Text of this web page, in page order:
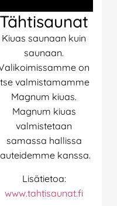
Tähtisaunat
Kiuas saunaan kuin
saunaan.
on
valmistamamme
Magnum kiuas.
Magnum kiuas
valmistetaan
samassa hallissa
kanssa.
Lisätietoa:
www.tahtisaunat.fi